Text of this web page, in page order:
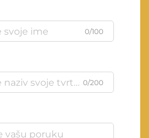
0/100
0/200